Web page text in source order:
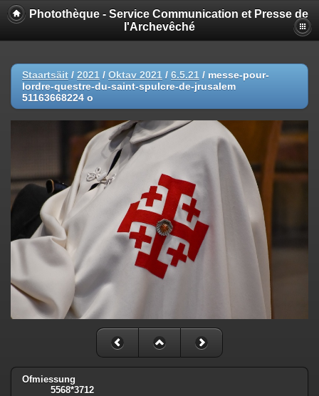
Photothèque - Service Communication et Presse de
l'Archevêché
Staartsäit / 2021 / Oktav 2021 / 6.5.21 / messe-pour-
lordre-questre-du-saint-spulcre-de-jrusalem
51163668224 o
Ofmiessung
5568*3712